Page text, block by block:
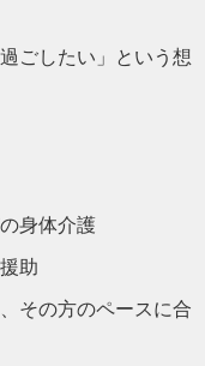
ごしたい」という想
身体介護
助
その方のペースに合